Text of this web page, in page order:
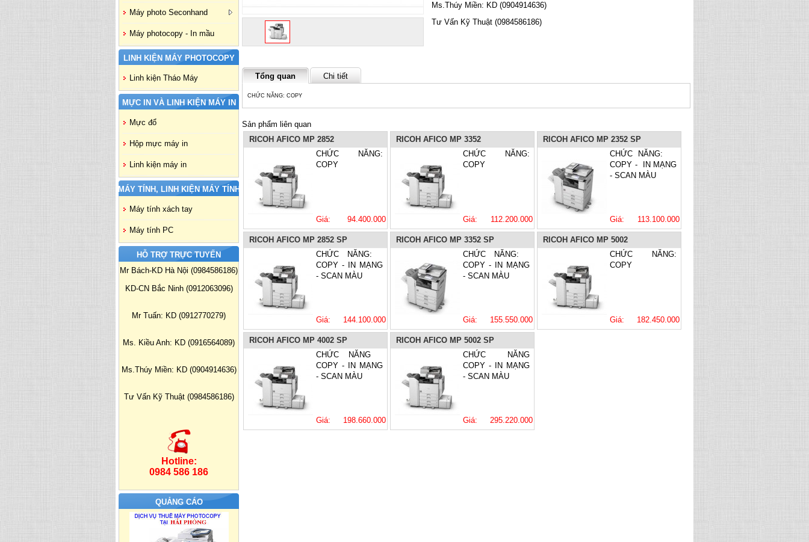
Máy photo Seconhand
Máy photocopy - In mầu
LINH KIỆN MÁY PHOTOCOPY
Linh kiện Tháo Máy
MỰC IN VÀ LINH KIỆN MÁY IN
Mực đổ
Hộp mực máy in
Linh kiện máy in
MÁY TÍNH, LINH KIỆN MÁY TÍNH
Máy tính xách tay
Máy tính PC
HỖ TRỢ TRỰC TUYẾN
Mr Bách-KD Hà Nội (0984586186)
KD-CN Bắc Ninh (0912063096)
Mr Tuấn: KD (0912770279)
Ms. Kiều Anh: KD (0916564089)
Ms.Thúy Miền: KD (0904914636)
Tư Vấn Kỹ Thuật (0984586186)
Hotline:
0984 586 186
QUẢNG CÁO
Ms.Thúy Miền: KD (0904914636)
Tư Vấn Kỹ Thuật (0984586186)
Tổng quan Chi tiết
CHỨC NĂNG: COPY
Sản phẩm liên quan
RICOH AFICO MP 2852
CHỨC NĂNG:
COPY
Giá: 94.400.000
VNĐ
RICOH AFICO MP 3352
CHỨC NĂNG:
COPY
Giá: 112.200.000
VNĐ
RICOH AFICO MP 2352 SP
CHỨC NĂNG:
COPY - IN MẠNG
- SCAN MÀU
Giá: 113.100.000
VNĐ
RICOH AFICO MP 2852 SP
CHỨC NĂNG:
COPY - IN MẠNG
- SCAN MÀU
Giá: 144.100.000
VNĐ
RICOH AFICO MP 3352 SP
CHỨC NĂNG:
COPY - IN MẠNG
- SCAN MÀU
Giá: 155.550.000
VNĐ
RICOH AFICO MP 5002
CHỨC NĂNG:
COPY
Giá: 182.450.000
VNĐ
RICOH AFICO MP 4002 SP
CHỨC NĂNG
COPY - IN MẠNG
- SCAN MÀU
Giá: 198.660.000
VNĐ
RICOH AFICO MP 5002 SP
CHỨC NĂNG
COPY - IN MẠNG
- SCAN MÀU
Giá: 295.220.000
VNĐ